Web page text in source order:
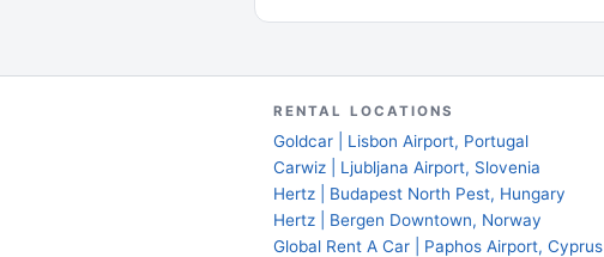
RENTAL LOCATIONS
Goldcar | Lisbon Airport, Portugal
Carwiz | Ljubljana Airport, Slovenia
Hertz | Budapest North Pest, Hungary
Hertz | Bergen Downtown, Norway
Global Rent A Car | Paphos Airport, Cyprus